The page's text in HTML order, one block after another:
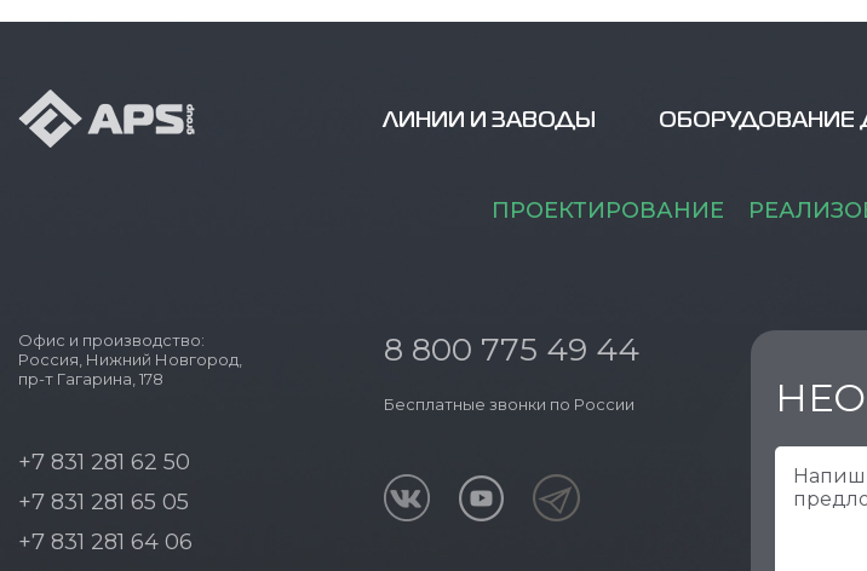
ЛИНИИ И ЗАВОДЫ ОБОРУДОВАНИЕ
ПРОЕКТИРОВАНИЕ
Офис и производство:
Россия, Нижний Новгород,
пр-т Гагарина, 178
+7 831 281 62 50
+7 831 281 65 05
+7 831 281 64 06
8 800 775 49 44
Бесплатные звонки по России